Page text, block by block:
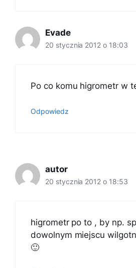
Evade
20 stycznia 2012 o 18:03
Po co komu higrometr w
Odpowiedz
autor
20 stycznia 2012 o 18:53
higrometr po to , by np.
dowolnym miejscu
🙂